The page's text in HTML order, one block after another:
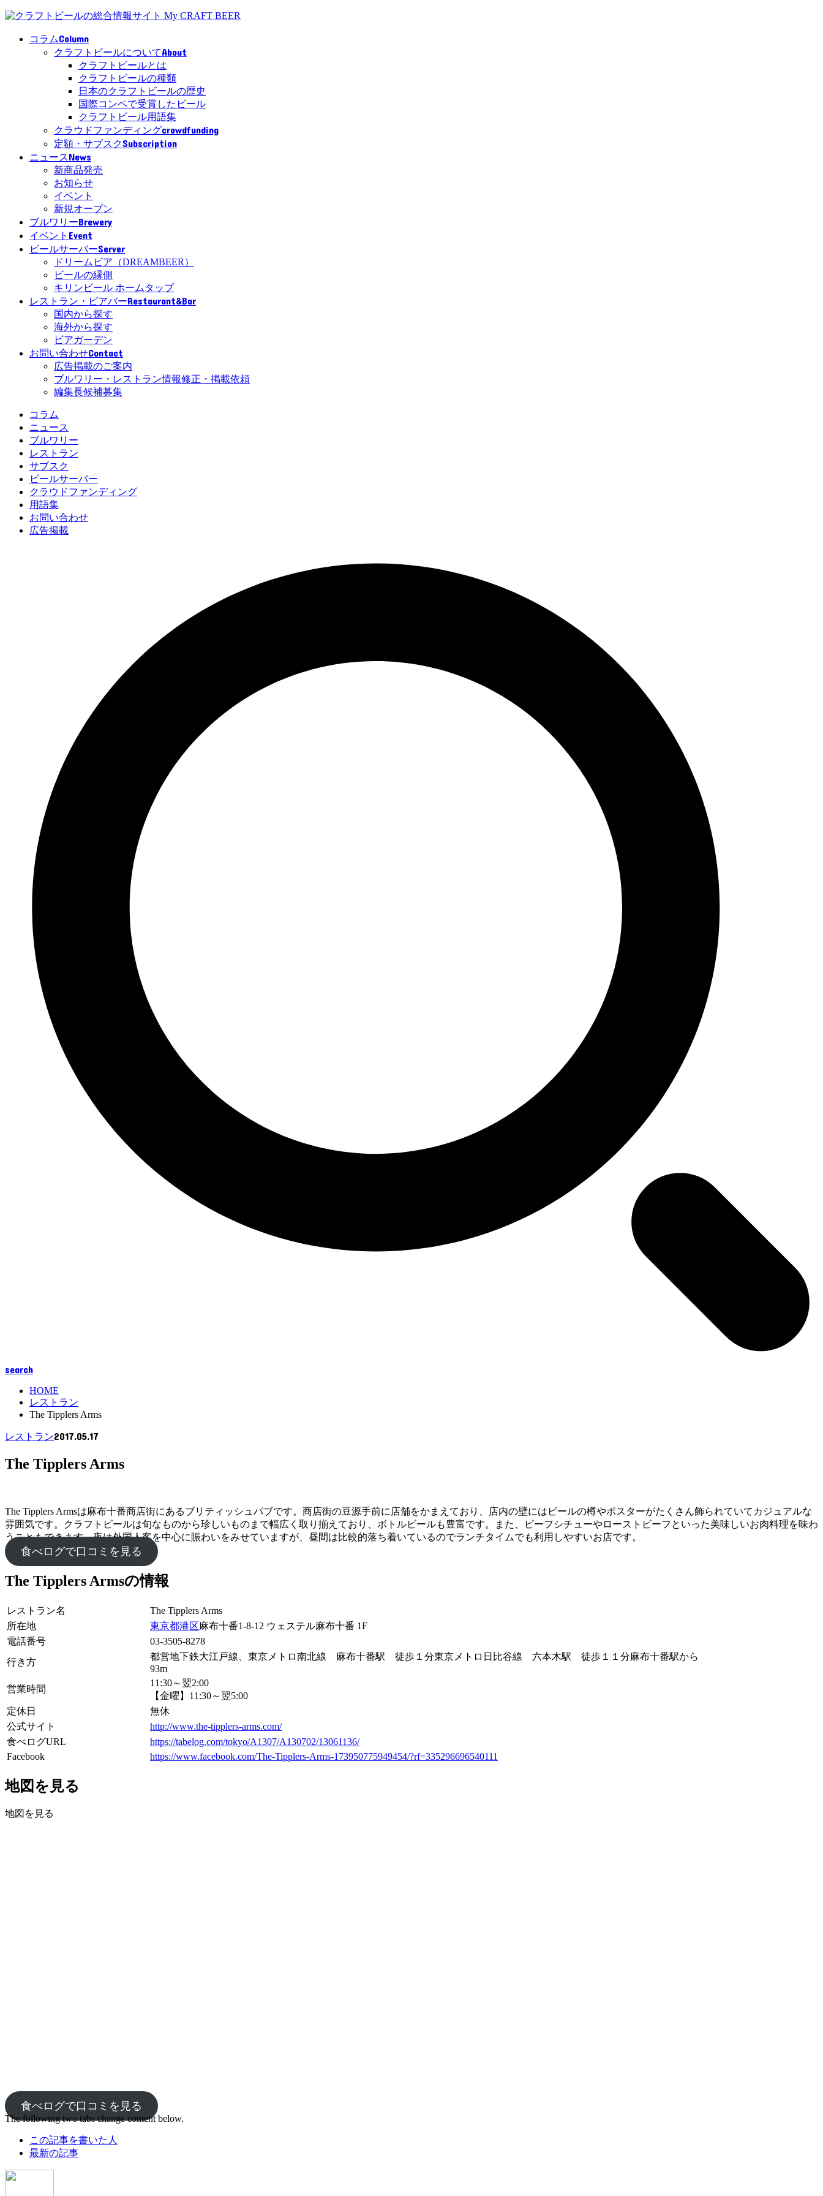
コラムColumn
クラフトビールについてAbout
クラフトビールとは
クラフトビールの種類
日本のクラフトビールの歴史
国際コンペで受賞したビール
クラフトビール用語集
クラウドファンディングcrowdfunding
定額・サブスクSubscription
ニュースNews
新商品発売
お知らせ
イベント
新規オープン
ブルワリーBrewery
イベント Event
ビールサーバーServer
ドリームビア（DREAMBEER）
ビールの縁側
キリンビール ホームタップ
レストラン・ビアバーRestaurant&Bar
国内から探す
海外から探す
ビアガーデン
お問い合わせContact
広告掲載のご案内
ブルワリー・レストラン情報修正・掲載依頼
編集長候補募集
コラム
ニュース
ブルワリー
レストラン
サブスク
ビールサーバー
クラウドファンディング
用語集
お問い合わせ
広告掲載
search
HOME
レストラン
The Tipplers Arms
レストラン2017.05.17
The Tipplers Arms
The Tipplers Armsは麻布十番商店街にあるブリティッシュパブです。商店街の豆源手前に店舗をかまえており、店内の壁にはビールの樽やポスターがたくさん飾られていてカジュアルな
雰囲気です。クラフトビールは旬なものから珍しいものまで幅広く取り揃えており、ボトルビールも豊富です。また、ビーフシチューやローストビーフといった美味しいお肉料理を味わ
うこともできます。夜は外国人客を中心に賑わいをみせていますが、昼間は比較的落ち着いているのでランチタイムでも利用しやすいお店です。
食べログで口コミを見る
The Tipplers Armsの情報
レストラン名
The Tipplers Arms
所在地
東京都港区麻布十番1-8-12 ウェステル麻布十番 1F
電話番号
03-3505-8278
行き方
都営地下鉄大江戸線、東京メトロ南北線 麻布十番駅 徒歩１分東京メトロ日比谷線 六本木駅 徒歩１１分麻布十番駅から
93m
営業時間
11:30～翌2:00
【金曜】11:30～翌5:00
定休日
無休
公式サイト
http://www.the-tipplers-arms.com/
食べログURL
https://tabelog.com/tokyo/A1307/A130702/13061136/
Facebook
https://www.facebook.com/The-Tipplers-Arms-173950775949454/?rf=335296696540111
地図を見る
地図を見る
食べログで口コミを見る
The following two tabs change content below.
この記事を書いた人
最新の記事